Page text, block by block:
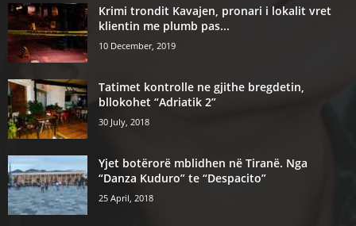
Krimi trondit Kavajen, pronari i lokalit vret
klientin me plumb pas...
10 December, 2019
Tatimet kontrolle ne gjithe bregdetin,
bllokohet “Adriatik 2”
30 July, 2018
Yjet botërorë mblidhen në Tiranë. Nga
“Danza Kuduro” te “Despacito”
25 April, 2018